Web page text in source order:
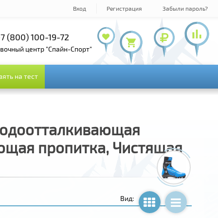
Вход Регистрация Забыли пароль?
+7 (495) 143-73-73
(800) 100-19-72
центр "Спайн-Спорт"
на тест
на тест
пропитка, Чистящая
Вид: